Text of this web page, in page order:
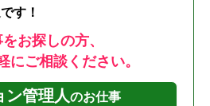
す！
お探しの方、
にご相談ください。
ン管理人のお仕事